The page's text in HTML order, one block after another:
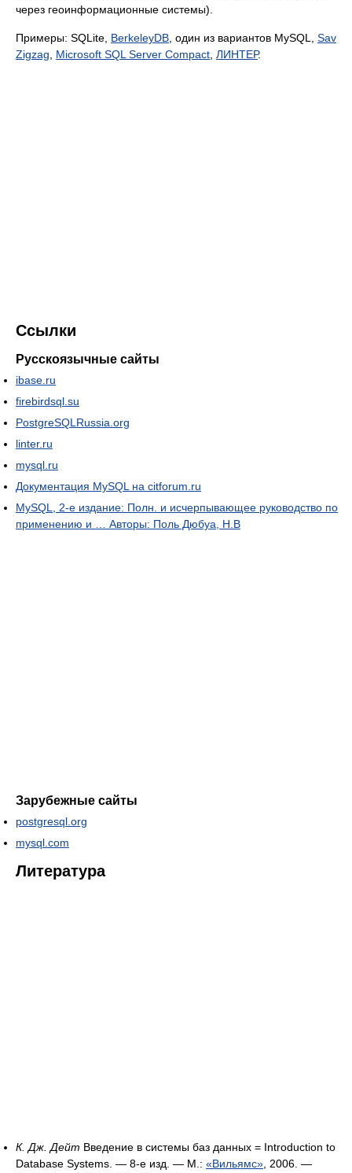
через геоинформационные системы).
Примеры: SQLite, BerkeleyDB , один из вариантов MySQL, Sav
Zigzag
Microsoft SQL Server Compact ЛИНТЕР.
Ссылки
Русскоязычные сайты
ibase.ru
firebirdsql.su
PostgreSQLRussia.org
linter.ru
mysql.ru
Документация MySQL на citforum.ru
MySQL, 2-е издание: Полн. и исчерпывающее руководство по
применению и … Авторы: Поль Дюбуа, Н.В
Зарубежные сайты
postgresql.org
mysql.com
Литература
К. Дж. Дейт Введение в системы баз данных = Introduction to
Database Systems. — 8-е изд. — М.: «Вильямс» , 2006. —